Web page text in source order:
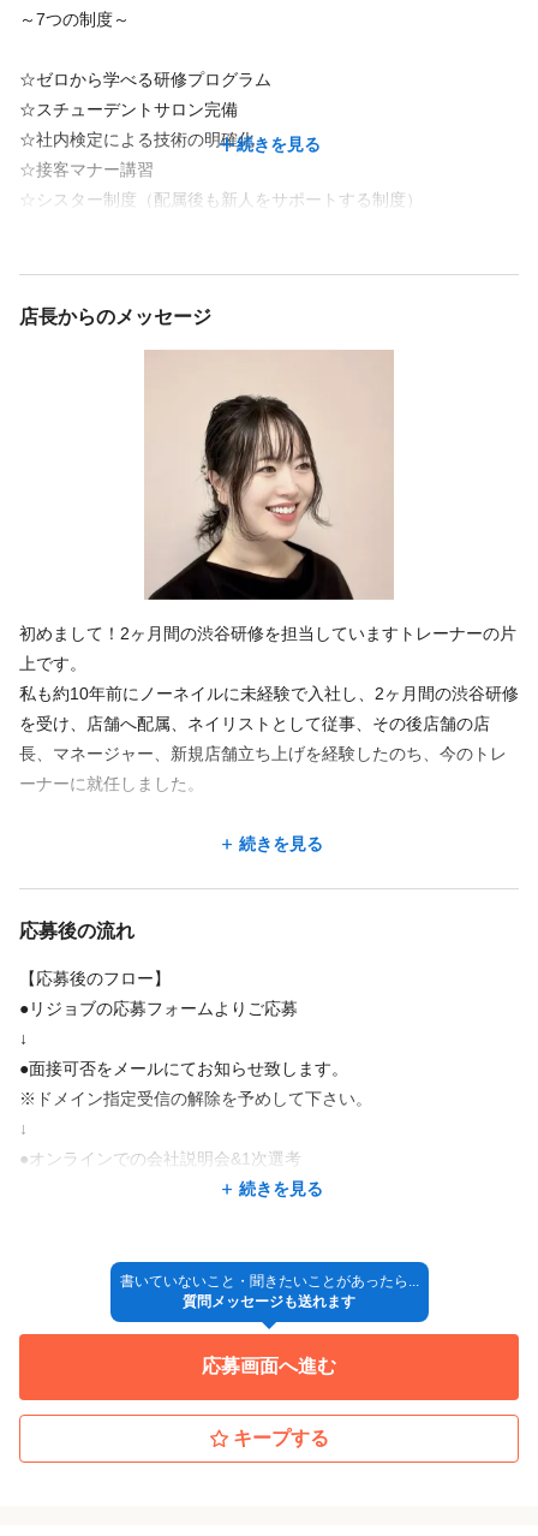
2ヶ月間で成長することができます！
🔷3ヶ月目から店舗へ配属🔷
配属後、最初の2ヶ月間は店舗に慣れる期間として、担当のシスタ
ー（サポーター）がつきます。
研修の2ヶ月間と配属後の2ヶ月間＝約4ヶ月間で自立できるような
プログラムでスケジュールが組まれています。
🔷主任（1年）🔷
リーダーシップを取ることが好き、苦手は人それぞれですので、
昇格希望の場合、最短1年が目安です！
評価制度がきちんとありますので、目標を決めて進めていくこと
店長になるとサロンの予約管理や新人スタッフの育成指導、業務
SNSを活用した広報プレス業務といったお仕事もあります！
ネイリストとして技術力向上だけでなく、管理職として様々な業
経営者とのミーティングもあり、経営のノウハウも近くで学べる
ため、ゆくゆくは独立して自身でサロンを開きたい！
というスタッフは、マネージャーを目標にしステップアップして
続きを見る
福利厚生
福利厚生の詳細
○賞与年2回（業績連動型）
○有給休暇(～R6実績：法定日数通り。全社員100％消化)
○産休育休制度あり(現在5名取得中)
○毎月の売上歩合＆達成歩合
〇社内ネイル検定制度
〇賃貸サポート（仲介手数料が「０円」か「半額」になります）
〇髪型、髪色自由♪
〇タトゥーOK（施術時に見える箇所はシール等で隠して頂きます）
続きを見る
急募
新卒歓迎 アットホーム 地域密着 美容師免許不問 資格取得予定者
デビューまで2年以内 商業施設内 繁華街にある 住宅街にある
客単価5,000円未満 客単価5,000円以上 セット面15席未満
～7つの制度～
☆ゼロから学べる研修プログラム
☆スチューデントサロン完備
☆社内検定による技術の明確化
☆接客マナー講習
☆シスター制度（配属後も新人をサポートする制度）
続きを見る
店長からのメッセージ
初めまして！2ヶ月間の渋谷研修を担当していますトレーナーの片
上です。
私も約10年前にノーネイルに未経験で入社し、2ヶ月間の渋谷研修
を受け、店舗へ配属、ネイリストとして従事、その後店舗の店
長、マネージャー、新規店舗立ち上げを経験したのち、今のトレ
ーナーに就任しました。
わたし自身も未経験からのスタートでしたので、これからネイリ
ります。
ですので、私の指導のモットーは「無資格や未経験の人にも分か
りやすく、習得が遅くても早くても、不器用でも器用でも、どの
していくこと」です。
まずは、第一歩を踏み出さなければ何も始まりません。
1ケ月目の研修は座学から始まりますので、道具の使い方、爪の構
造を知るなど基礎的なことも教えます。
その後はオフやケアの基礎の習得と、ハンドモデルさんでワンカ
ラー、ラメグラデーションなどシンプルなデザインの習得を行い
2ケ月目には渋谷研修所の中にあるネイルサロンでサロンワークも
経験しながらデザイン性の高いネイルも学びます。
続きを見る
応募後の流れ
【応募後のフロー】
●リジョブの応募フォームよりご応募
↓
●面接可否をメールにてお知らせ致します。
※ドメイン指定受信の解除を予めして下さい。
↓
●オンラインでの会社説明会&1次選考
説明を聞いてみて選考に進むかどうか判断いただいて大丈夫で
※履歴書等の提出は不要です。
●2次面接
1:1のオンライン面接になります。
この時に履歴書、職務経歴書をご提出いただきます。
●内定
続きを見る
書いていないこと・聞きたいことがあったら...
質問メッセージも送れます
応募画面へ進む
キープする